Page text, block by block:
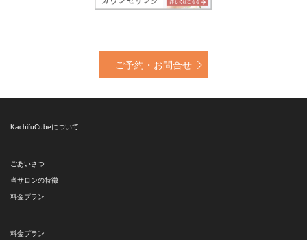
ご予約・お問合せ
KachifuCubeについて
ごあいさつ
当サロンの特徴
料金プラン
料金プラン